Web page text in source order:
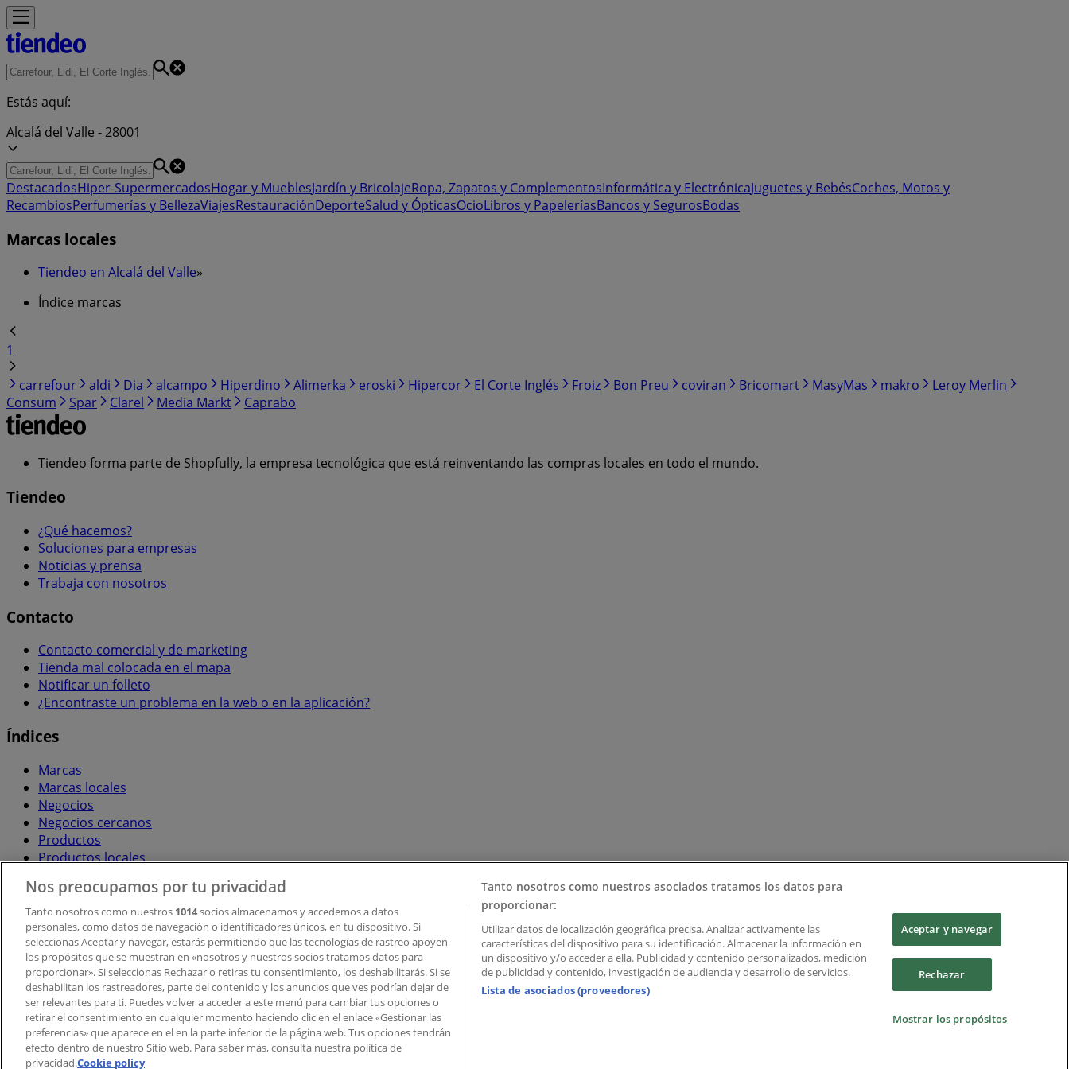
Estás aquí:
Alcalá del Valle - 28001
DestacadosHiper-SupermercadosHogar y MueblesJardín y BricolajeRopa, Zapatos y ComplementosInformática y ElectrónicaJuguetes y BebésCoches, Motos y
RecambiosPerfumerías y BellezaViajesRestauraciónDeporteSalud y ÓpticasOcioLibros y PapeleríasBancos y SegurosBodas
Marcas locales
Tiendeo en Alcalá del Valle»
Índice marcas
1
carrefour
aldi Dia alcampo Hiperdino Alimerka eroski Hipercor El Corte Inglés Froiz Bon Preu coviran Bricomart MasyMas makro
Leroy Merlin
Consum
Spar Clarel Media Markt Caprabo
Tiendeo forma parte de Shopfully, la empresa tecnológica que está reinventando las compras locales en todo el mundo.
Tiendeo
¿Qué hacemos?
Soluciones para empresas
Noticias y prensa
Trabaja con nosotros
Contacto
Contacto comercial y de marketing
Tienda mal colocada en el mapa
Notificar un folleto
¿Encontraste un problema en la web o en la aplicación?
Índices
Marcas
Marcas locales
Negocios
Negocios cercanos
Productos
Productos locales
Descargar la APP Tiendeo
Copyright © Tiendeo ® 2026 · Shopfully Marketing S.L.U. – Palau de Mar – 08039 Barcelona, Spain
Términos y condicionesPolítica de privacidad
Nos preocupamos por tu privacidad
Tanto nosotros como nuestros 1014socios almacenamos y accedemos a datos
personales, como datos de navegación o identificadores únicos, en tu dispositivo. Si
seleccionas Aceptar y navegar, estarás permitiendo que las tecnologías de rastreo apoyen
los propósitos que se muestran en «nosotros y nuestros socios tratamos datos para
proporcionar». Si seleccionas Rechazar o retiras tu consentimiento, los deshabilitarás. Si se
deshabilitan los rastreadores, parte del contenido y los anuncios que ves podrían dejar de
ser relevantes para ti. Puedes volver a acceder a este menú para cambiar tus opciones o
retirar el consentimiento en cualquier momento haciendo clic en el enlace «Gestionar las
preferencias» que aparece en el en la parte inferior de la página web. Tus opciones tendrán
efecto dentro de nuestro Sitio web. Para saber más, consulta nuestra política de
privacidad.Cookie policy
Tanto nosotros como nuestros asociados tratamos los datos para
proporcionar:
Utilizar datos de localización geográfica precisa. Analizar activamente las
características del dispositivo para su identificación. Almacenar la información en
un dispositivo y/o acceder a ella. Publicidad y contenido personalizados, medición
de publicidad y contenido, investigación de audiencia y desarrollo de servicios.
Lista de asociados (proveedores)
Aceptar y navegar
Rechazar
Mostrar los propósitos